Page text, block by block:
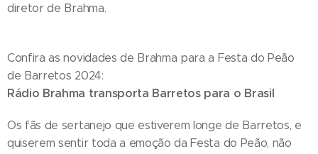
diretor de Brahma.
Confira as novidades de Brahma para a Festa do Peão
de Barretos 2024:
Rádio Brahma transporta Barretos para o Brasil
Os fãs de sertanejo que estiverem longe de Barretos, e
quiserem sentir toda a emoção da Festa do Peão, não